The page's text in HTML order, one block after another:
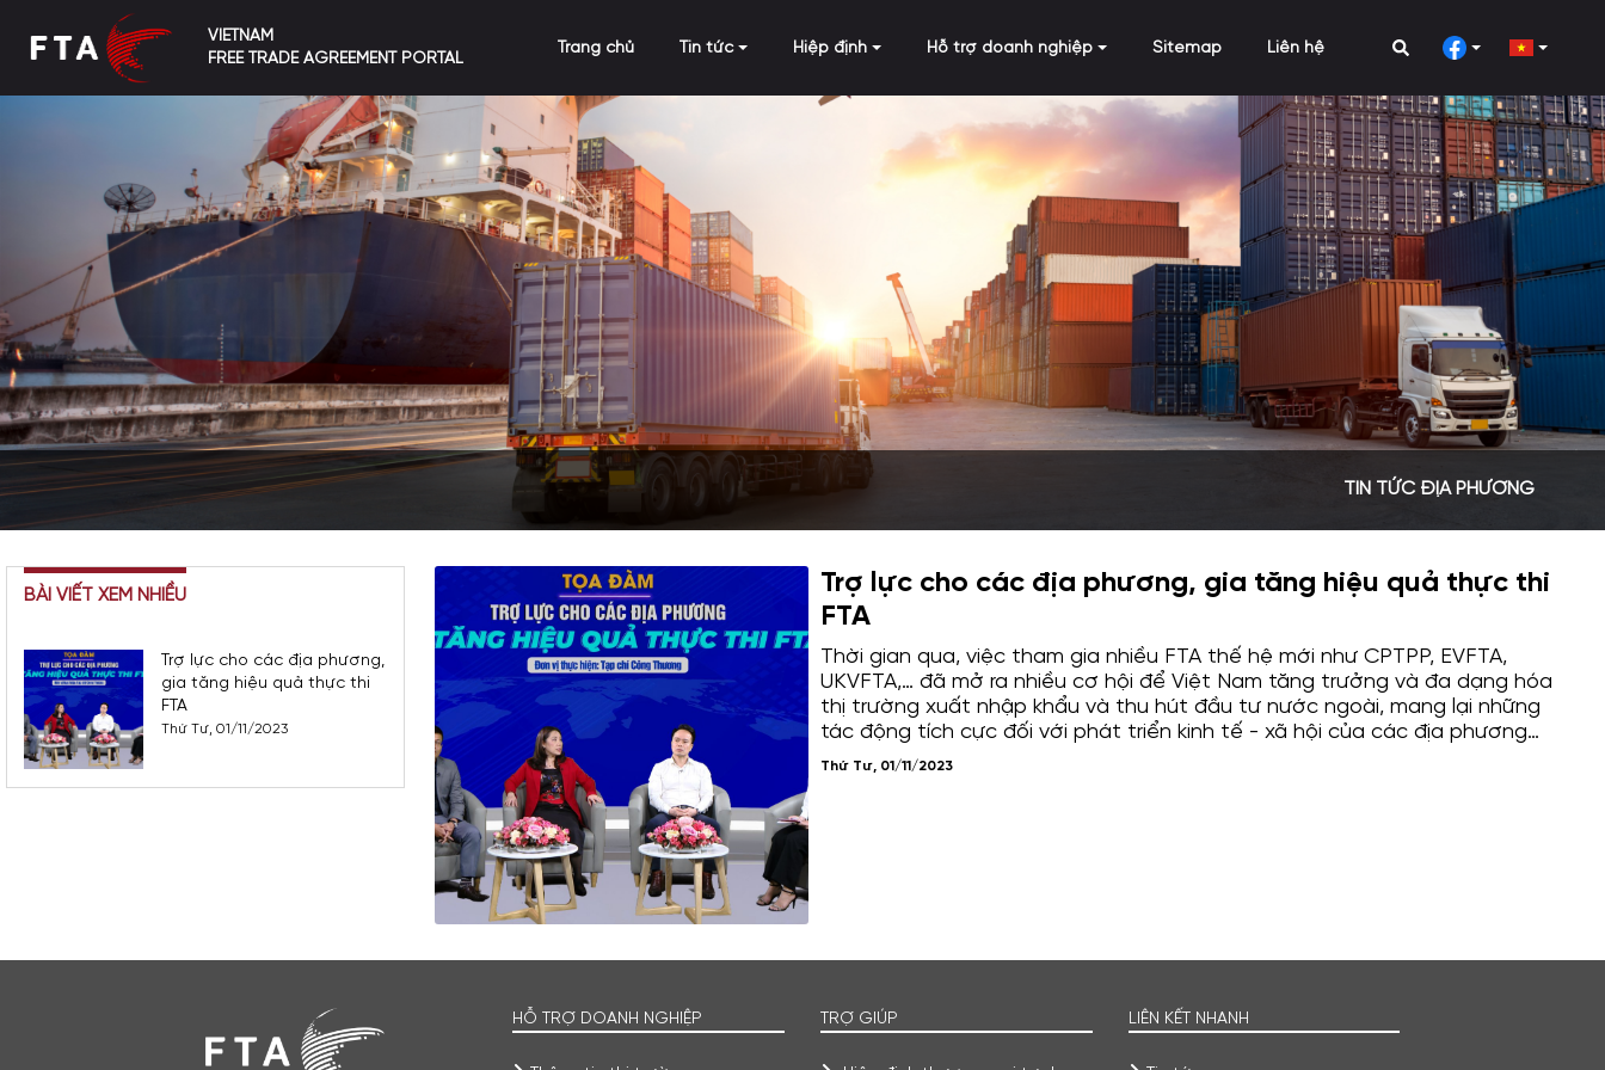
VIETNAM
FREE TRADE AGREEMENT PORTAL
Trang chủ Tin tức Hiệp định Hỗ trợ doanh nghiệp Sitemap Liên hệ
TIN TỨC ĐỊA PHƯƠNG
BÀI VIẾT XEM NHIỀU
Trợ lực cho các địa phương,
gia tăng hiệu quả thực thi
FTA
Thứ Tư, 01/11/2023
Trợ lực cho các địa phương, gia tăng hiệu quả thực thi
FTA
Thời gian qua, việc tham gia nhiều FTA thế hệ mới như CPTPP, EVFTA,
UKVFTA,… đã mở ra nhiều cơ hội để Việt Nam tăng trưởng và đa dạng hóa
thị trường xuất nhập khẩu và thu hút đầu tư nước ngoài, mang lại những
tác động tích cực đối với phát triển kinh tế - xã hội của các địa phương
trên cả nước, nhất là thúc đẩy tăng trưởng giá trị thương mại. Tuy nhiên,
Thứ Tư, 01/11/2023
HỖ TRỢ DOANH NGHIỆP TRỢ GIÚP LIÊN KẾT NHANH